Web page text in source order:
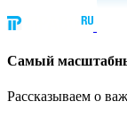
Cамый
Рассказываем о